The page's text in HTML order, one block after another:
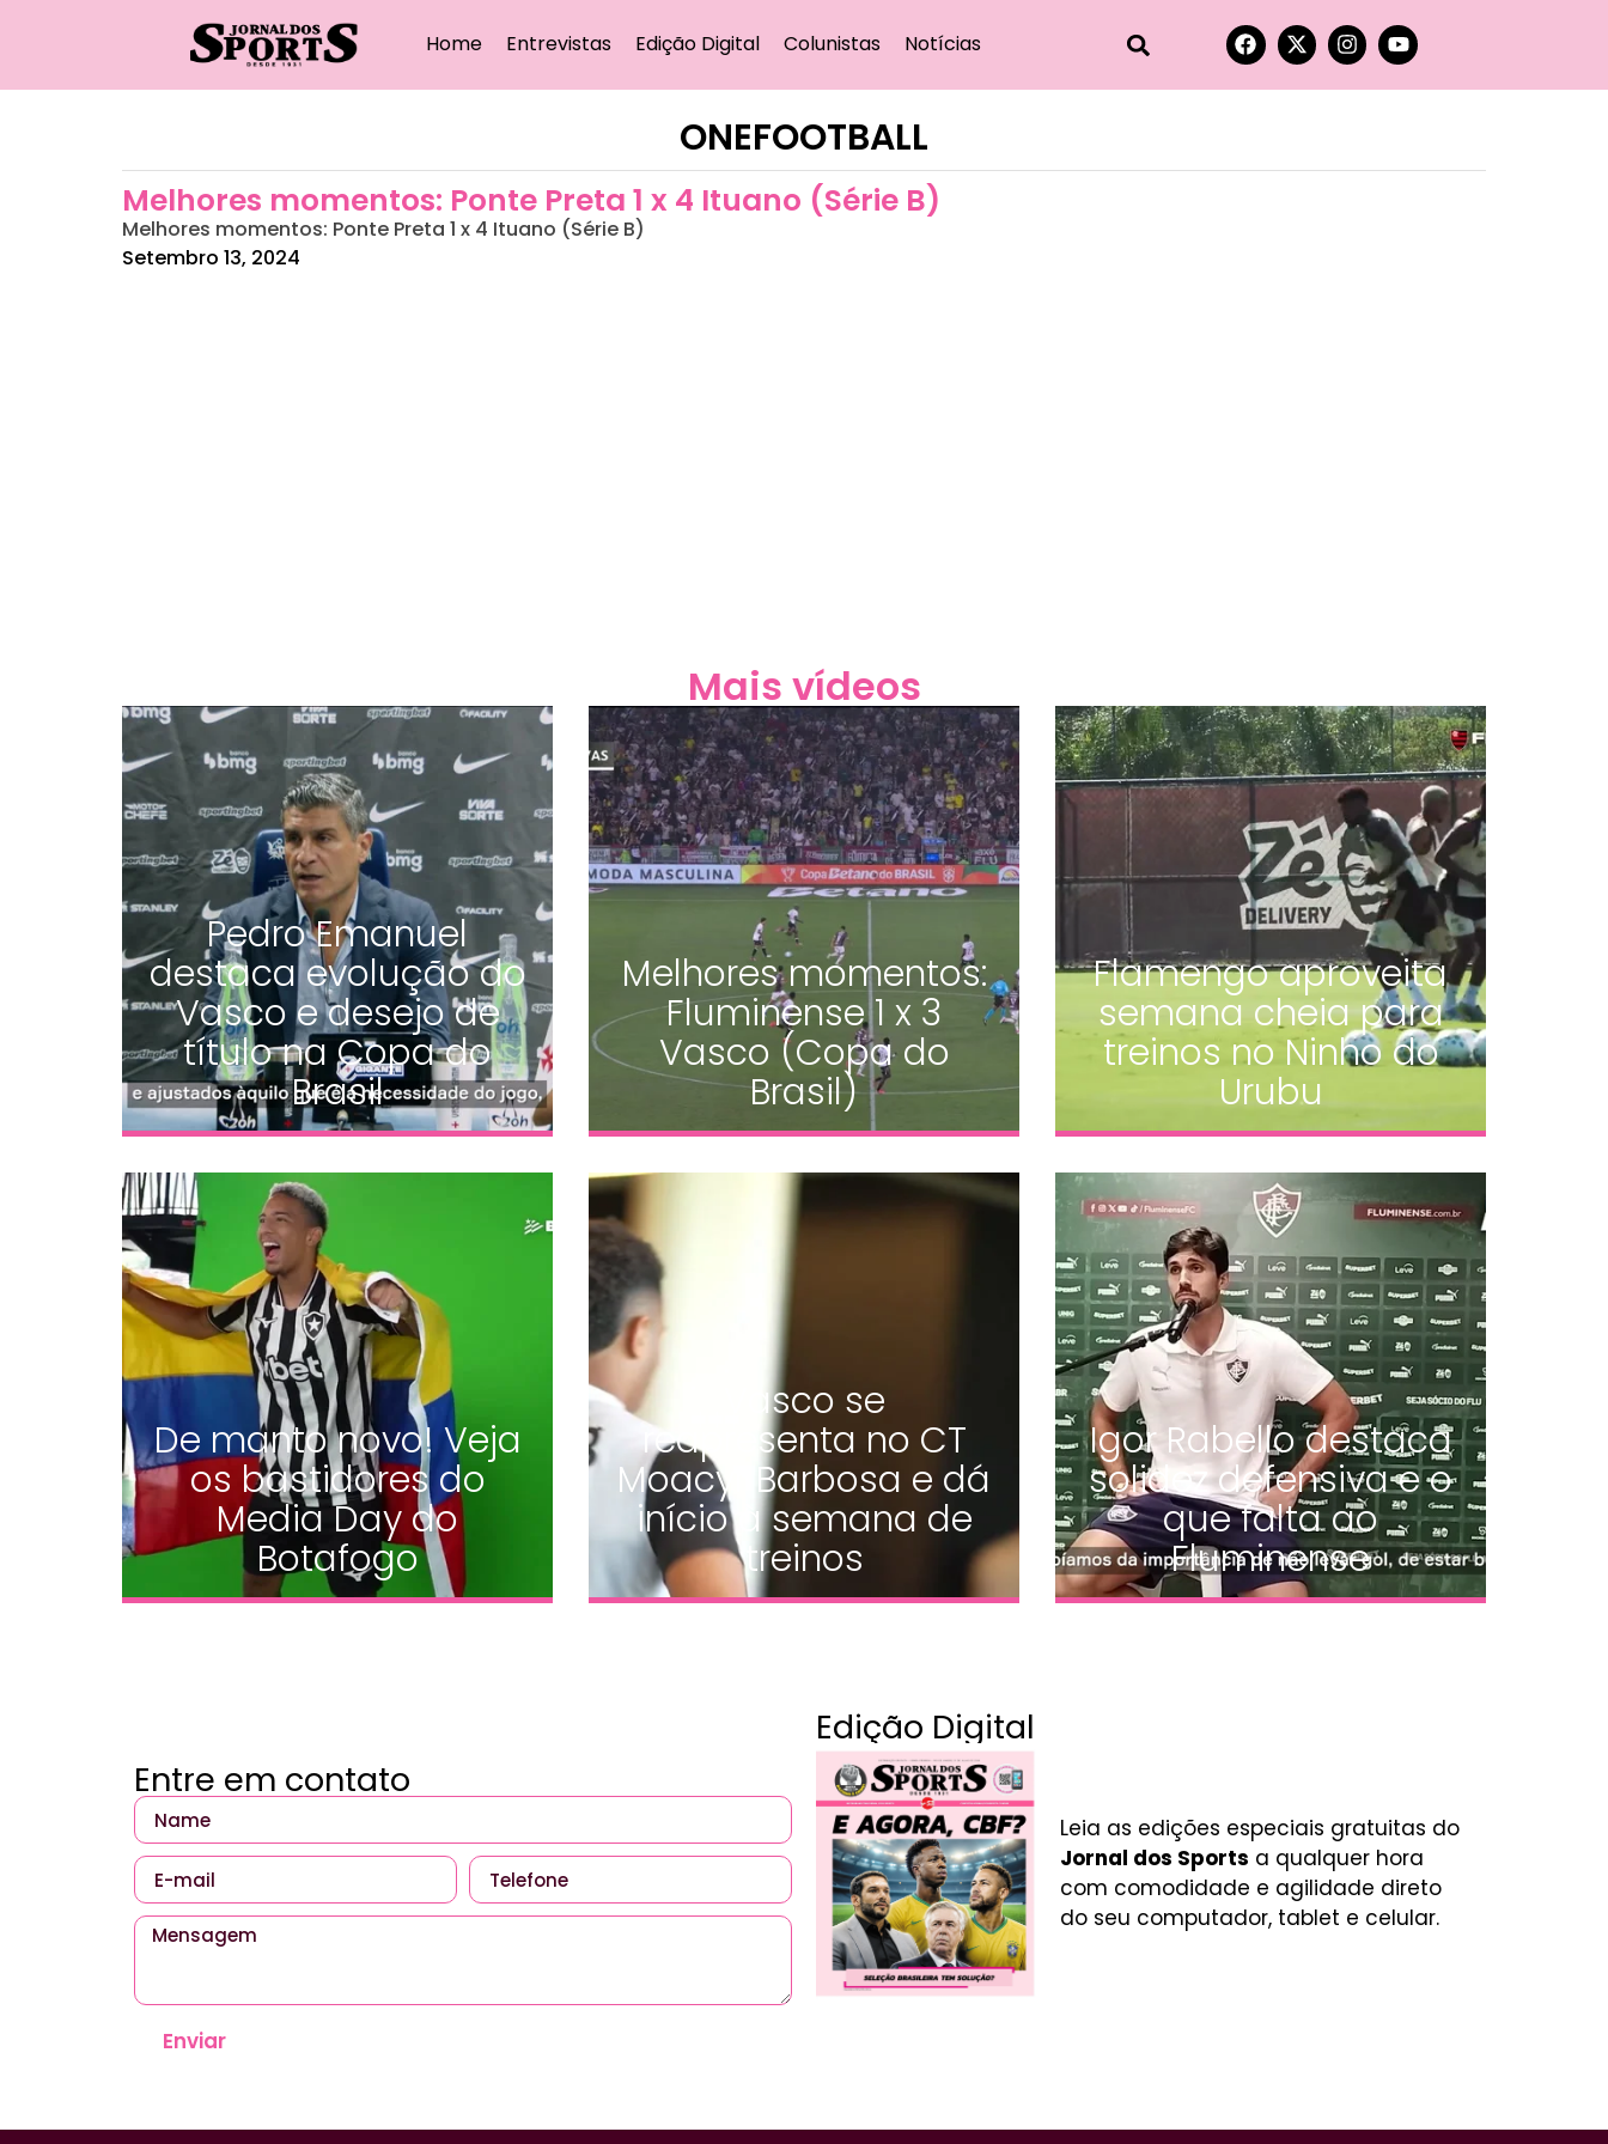
Home Entrevistas Edição Digital Colunistas Notícias
ONEFOOTBALL
Melhores momentos: Ponte Preta 1 x 4 Ituano (Série B)
Melhores momentos: Ponte Preta 1 x 4 Ituano (Série B)
Setembro 13, 2024
Mais vídeos
Pedro Emanuel
destaca evolução do
Vasco e desejo de
título na Copa do
Brasil
Melhores momentos:
Fluminense 1 x 3
Vasco (Copa do
Brasil)
Flamengo aproveita
semana cheia para
treinos no Ninho do
Urubu
De manto novo! Veja
os bastidores do
Media Day do
Botafogo
Vasco se
reapresenta no CT
Moacyr Barbosa e dá
início à semana de
treinos
Igor Rabello destaca
solidez defensiva e o
que falta ao
Fluminense
Entre em contato
Enviar
Edição Digital
Leia as edições especiais gratuitas do
Jornal dos Sports a qualquer hora
com comodidade e agilidade direto
do seu computador, tablet e celular.